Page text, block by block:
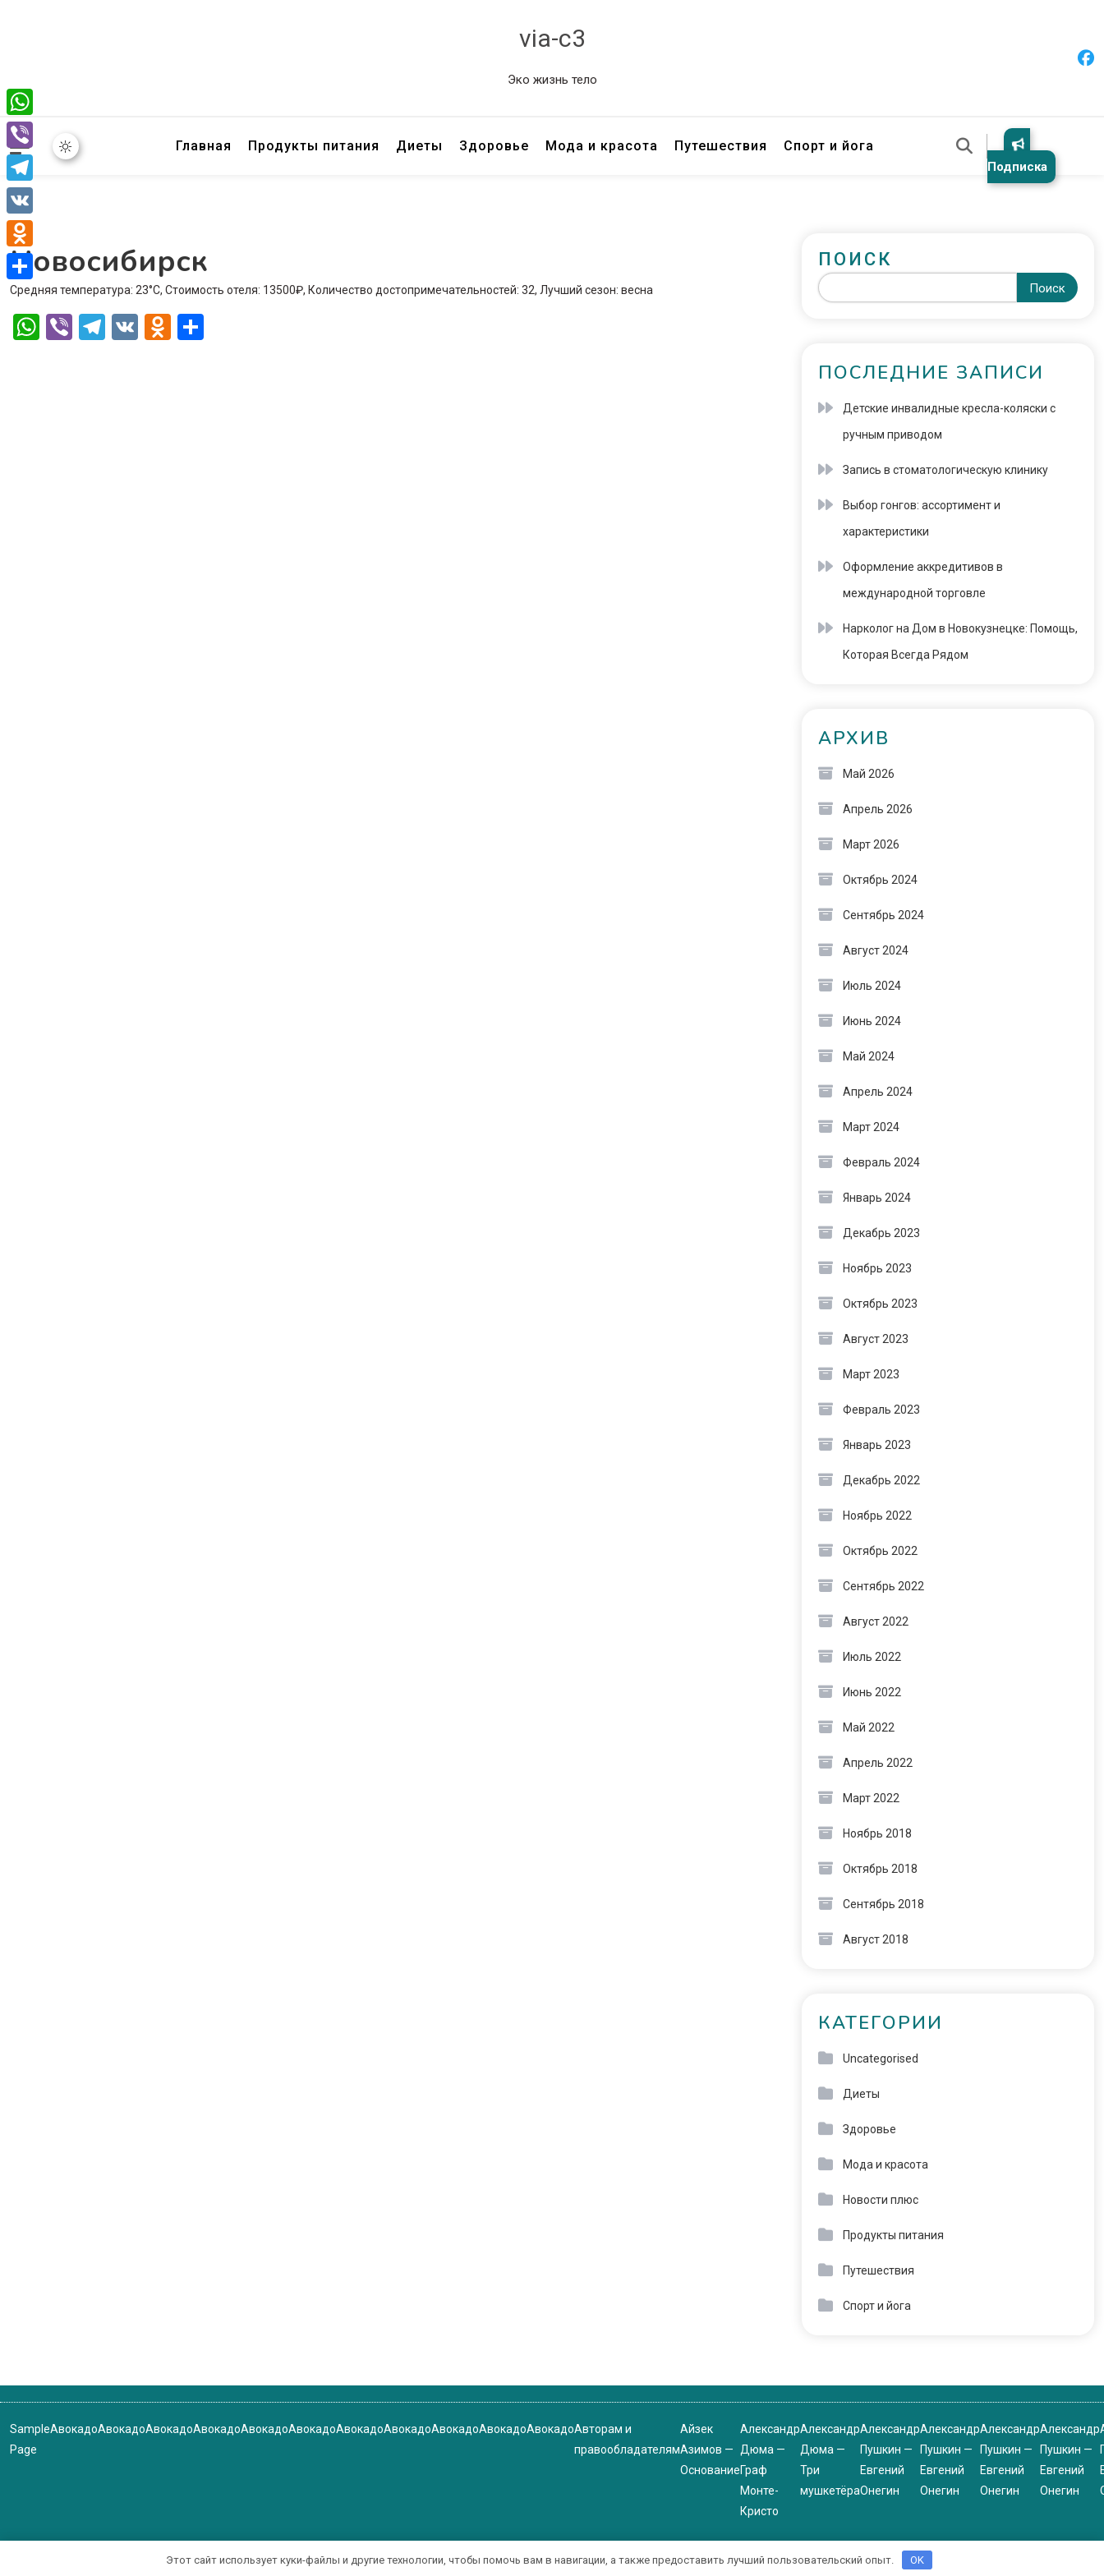
via-c3
Эко жизнь тело
Главная Продукты питания Диеты Здоровье Мода и красота Путешествия Спорт и йога
Подписка
Новосибирск
Средняя температура: 23°C, Стоимость отеля: 13500₽, Количество достопримечательностей: 32, Лучший сезон: весна
WhatsApp
ViberTelegram
VK Odnoklassniki
ПОИСК
Поиск
ПОСЛЕДНИЕ ЗАПИСИ
Детские инвалидные кресла-коляски с
ручным приводом
Запись в стоматологическую клинику
Выбор гонгов: ассортимент и
характеристики
Оформление аккредитивов в
международной торговле
Нарколог на Дом в Новокузнецке: Помощь,
Которая Всегда Рядом
АРХИВ
Май 2026
Апрель 2026
Март 2026
Октябрь 2024
Сентябрь 2024
Август 2024
Июль 2024
Июнь 2024
Май 2024
Апрель 2024
Март 2024
Февраль 2024
Январь 2024
Декабрь 2023
Ноябрь 2023
Октябрь 2023
Август 2023
Март 2023
Февраль 2023
Январь 2023
Декабрь 2022
Ноябрь 2022
Октябрь 2022
Сентябрь 2022
Август 2022
Июль 2022
Июнь 2022
Май 2022
Апрель 2022
Март 2022
Ноябрь 2018
Октябрь 2018
Сентябрь 2018
Август 2018
КАТЕГОРИИ
Uncategorised
Диеты
Здоровье
Мода и красота
Новости плюс
Продукты питания
Путешествия
Спорт и йога
Sample
Page
АвокадоАвокадоАвокадоАвокадоАвокадоАвокадоАвокадоАвокадоАвокадоАвокадоАвокадоАвторам и
правообладателям
Айзек
Азимов —
Основание
Александр
Дюма —
Граф
Монте-
Кристо
Александр
Дюма —
Три
мушкетёра
Александр
Пушкин —
Евгений
Онегин
Александр
Пушкин —
Евгений
Онегин
Александр
Пушкин —
Евгений
Онегин
Александр
Пушкин —
Евгений
Онегин
WhatsApp
Viber
Telegram
VK
Odnoklassniki
Отправить
Этот сайт использует куки-файлы и другие технологии, чтобы помочь вам в навигации, а также предоставить лучший пользовательский опыт. OK